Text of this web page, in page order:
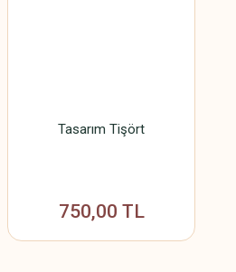
Tasarım Tişört
750,00 TL